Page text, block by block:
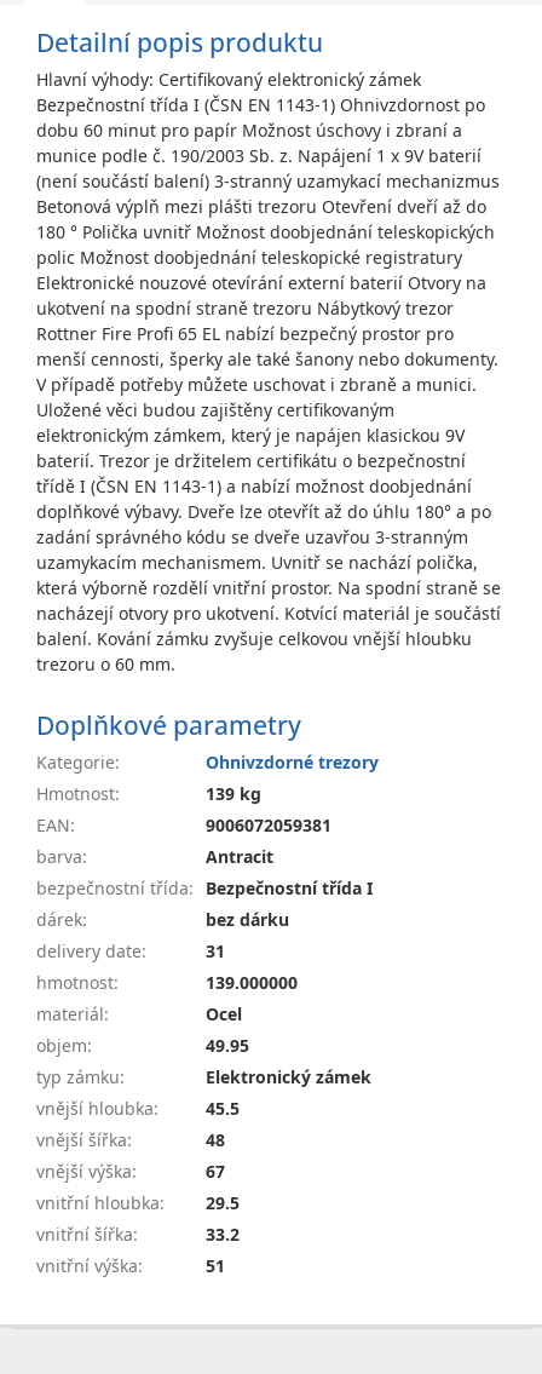
Detailní popis produktu
Hlavní výhody: Certifikovaný elektronický zámek
Bezpečnostní třída I (ČSN EN 1143-1) Ohnivzdornost po
dobu 60 minut pro papír Možnost úschovy i zbraní a
munice podle č. 190/2003 Sb. z. Napájení 1 x 9V baterií
(není součástí balení) 3-stranný uzamykací mechanizmus
Betonová výplň mezi plášti trezoru Otevření dveří až do
180 ° Polička uvnitř Možnost doobjednání teleskopických
polic Možnost doobjednání teleskopické registratury
Elektronické nouzové otevírání externí baterií Otvory na
ukotvení na spodní straně trezoru Nábytkový trezor
Rottner Fire Profi 65 EL nabízí bezpečný prostor pro
menší cennosti, šperky ale také šanony nebo dokumenty.
V případě potřeby můžete uschovat i zbraně a munici.
Uložené věci budou zajištěny certifikovaným
elektronickým zámkem, který je napájen klasickou 9V
baterií. Trezor je držitelem certifikátu o bezpečnostní
třídě I (ČSN EN 1143-1) a nabízí možnost doobjednání
doplňkové výbavy. Dveře lze otevřít až do úhlu 180° a po
zadání správného kódu se dveře uzavřou 3-stranným
uzamykacím mechanismem. Uvnitř se nachází polička,
která výborně rozdělí vnitřní prostor. Na spodní straně se
nacházejí otvory pro ukotvení. Kotvící materiál je součástí
balení. Kování zámku zvyšuje celkovou vnější hloubku
trezoru o 60 mm.
Doplňkové parametry
Kategorie:
Ohnivzdorné trezory
Hmotnost:
139 kg
EAN:
9006072059381
barva:
Antracit
bezpečnostní třída:
Bezpečnostní třída I
dárek:
bez dárku
delivery date:
31
hmotnost:
139.000000
materiál:
Ocel
objem:
49.95
typ zámku:
Elektronický zámek
vnější hloubka:
45.5
vnější šířka:
48
vnější výška:
67
vnitřní hloubka:
29.5
vnitřní šířka:
33.2
vnitřní výška: 51